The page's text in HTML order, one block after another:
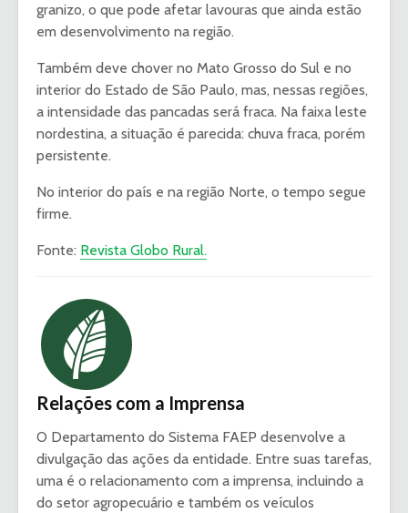
granizo, o que pode afetar lavouras que ainda estão
em desenvolvimento na região.
Também deve chover no Mato Grosso do Sul e no
interior do Estado de São Paulo, mas, nessas regiões,
a intensidade das pancadas será fraca. Na faixa leste
nordestina, a situação é parecida: chuva fraca, porém
persistente.
No interior do país e na região Norte, o tempo segue
firme.
Fonte: Revista Globo Rural.
Relações com a Imprensa
O Departamento do Sistema FAEP desenvolve a
divulgação das ações da entidade. Entre suas tarefas,
uma é o relacionamento com a imprensa, incluindo a
do setor agropecuário e também os veículos